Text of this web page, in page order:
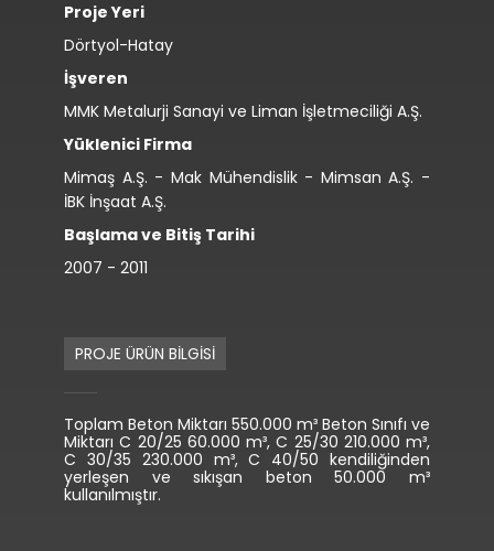
Proje Yeri
Dörtyol-Hatay
İşveren
MMK Metalurji Sanayi ve Liman İşletmeciliği A.Ş.
Yüklenici Firma
Mimaş A.Ş. - Mak Mühendislik - Mimsan A.Ş. -
İBK İnşaat A.Ş.
Başlama ve Bitiş Tarihi
2007 - 2011
PROJE ÜRÜN BİLGİSİ
Toplam Beton Miktarı 550.000 m³ Beton Sınıfı ve
Miktarı C 20/25 60.000 m³, C 25/30 210.000 m³,
C 30/35 230.000 m³, C 40/50 kendiliğinden
yerleşen ve sıkışan beton 50.000 m³
kullanılmıştır.